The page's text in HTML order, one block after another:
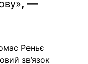
, —
Реньє
зв’язок